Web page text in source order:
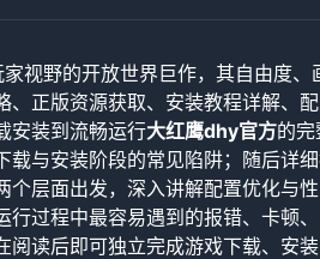
视野的开放世界巨作，其自由度
、正版资源获取、安装教程详解、
安装到流畅运行大红鹰dhy官方的
载与安装阶段的常见陷阱；随后详
个层面出发，深入讲解配置优化与
行过程中最容易遇到的报错、卡顿
阅读后即可独立完成游戏下载、安